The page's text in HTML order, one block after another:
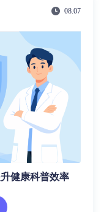
08.07
健康科普效率